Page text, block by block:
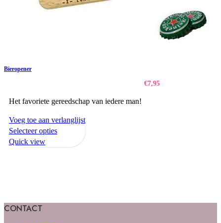
Bieropener
€7,95
Het favoriete gereedschap van iedere man!
Voeg toe aan verlanglijst
Selecteer opties
Quick view
CONTACT